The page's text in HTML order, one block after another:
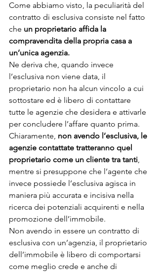
Come abbiamo visto, la peculiarità del
contratto di esclusiva consiste nel fatto
che un proprietario affida la
compravendita della propria casa a
un’unica agenzia.
Ne deriva che, quando invece
l’esclusiva non viene data, il
proprietario non ha alcun vincolo a cui
sottostare ed è libero di contattare
tutte le agenzie che desidera e attivarle
per concludere l’affare quanto prima.
Chiaramente, non avendo l’esclusiva, le
agenzie contattate tratteranno quel
proprietario come un cliente tra tanti,
mentre si presuppone che l’agente che
invece possiede l’esclusiva agisca in
maniera più accurata e incisiva nella
ricerca dei potenziali acquirenti e nella
promozione dell’immobile.
Non avendo in essere un contratto di
esclusiva con un’agenzia, il proprietario
dell’immobile è libero di comportarsi
come meglio crede e anche di